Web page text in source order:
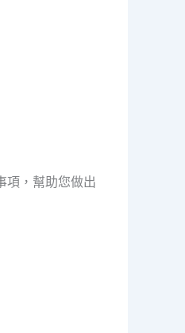
項，幫助您做出